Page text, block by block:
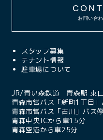
お問い合
スタッフ募集
テナント情報
駐車場について
JR/青い森鉄道 青森駅 東
青森市営バス「新町1丁目
青森市営バス「古川」バス
青森中央ICから車15分
青森空港から車25分